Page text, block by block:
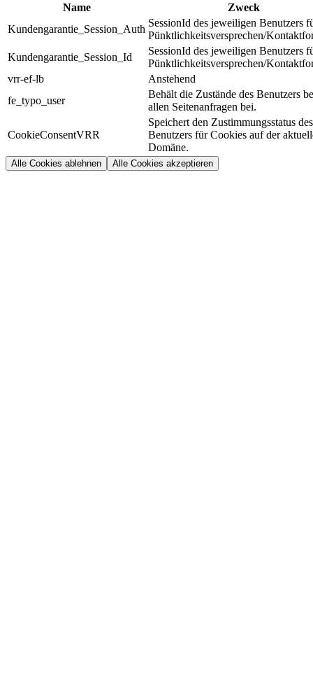
Name
Zweck
Kundengarantie_Session_Auth
SessionId des jeweiligen Benutzers
Pünktlichkeitsversprechen/
Kundengarantie_Session_Id
SessionId des jeweiligen Benutzers
Pünktlichkeitsversprechen/
vrr-ef-lb
Anstehend
fe_typo_user
Behält die Zustände des Benutzers
allen Seitenanfragen bei.
CookieConsentVRR
Speichert den Zustimmungsstatus des
Benutzers für Cookies auf der
Domäne.
Alle Cookies ablehnen Alle Cookies akzeptieren